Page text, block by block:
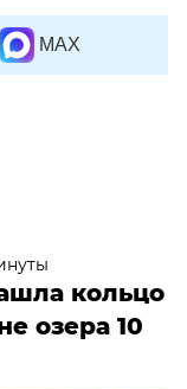
MAX
кольцо
озера 10